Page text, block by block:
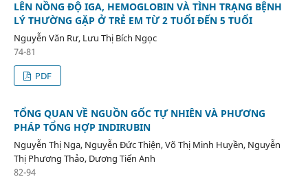
LÊN NỒNG ĐỘ IGA, HEMOGLOBIN VÀ TÌNH TRẠNG BỆNH
LÝ THƯỜNG GẶP Ở TRẺ EM TỪ 2 TUỔI ĐẾN 5 TUỔI
Nguyễn Văn Rư, Lưu Thị Bích Ngọc
74-81
PDF
TỔNG QUAN VỀ NGUỒN GỐC TỰ NHIÊN VÀ PHƯƠNG
PHÁP TỔNG HỢP INDIRUBIN
Nguyễn Thị Nga, Nguyễn Đức Thiện, Võ Thị Minh Huyền, Nguyễn
Thị Phương Thảo, Dương Tiến Anh
82-94